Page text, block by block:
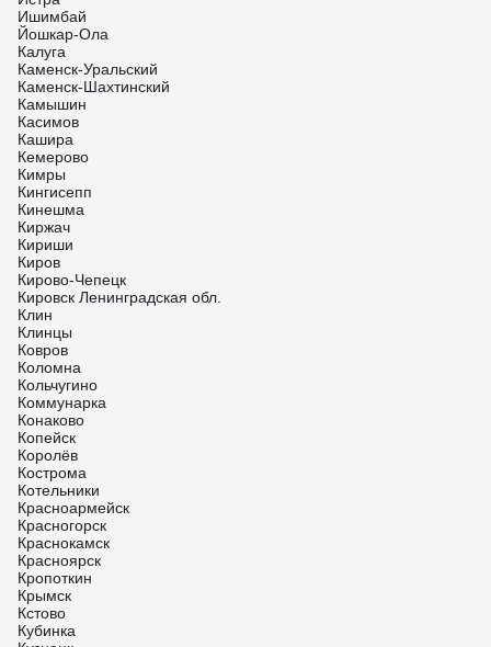
Ишимбай
Йошкар-Ола
Калуга
Каменск-Уральский
Каменск-Шахтинский
Камышин
Касимов
Кашира
Кемерово
Кимры
Кингисепп
Кинешма
Киржач
Кириши
Киров
Кирово-Чепецк
Кировск Ленинградская обл.
Клин
Клинцы
Ковров
Коломна
Кольчугино
Коммунарка
Конаково
Копейск
Королёв
Кострома
Котельники
Красноармейск
Красногорск
Краснокамск
Красноярск
Кропоткин
Крымск
Кстово
Кубинка